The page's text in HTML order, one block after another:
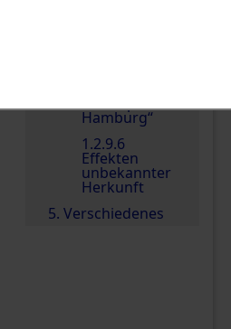
Hamburg“
1.2.9.6
Effekten
unbekannter
Herkunft
5. Verschiedenes